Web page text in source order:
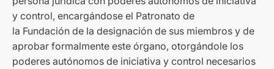
y control, encargándose el Patronato de
la Fundación de la designación de sus miembros y de
aprobar formalmente este órgano, otorgándole los
poderes autónomos de iniciativa y control necesarios